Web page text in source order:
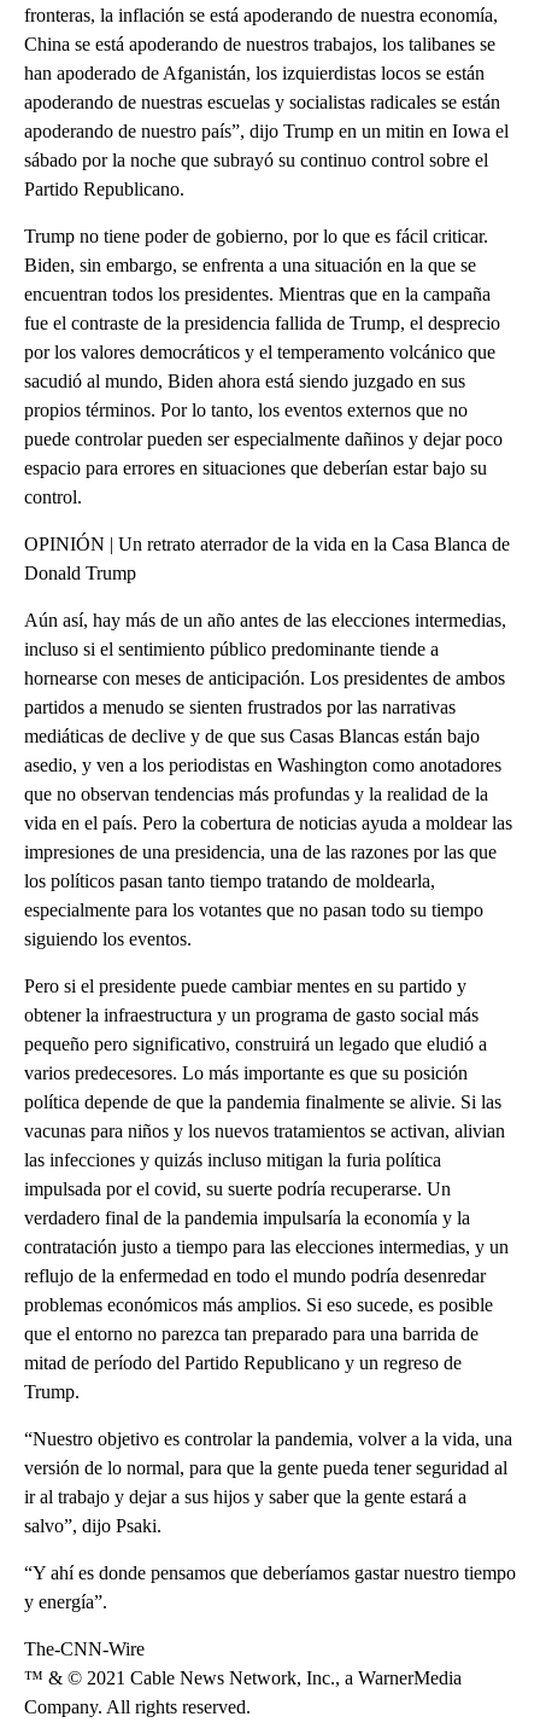
fronteras, la inflación se está apoderando de nuestra economía,
China se está apoderando de nuestros trabajos, los talibanes se
han apoderado de Afganistán, los izquierdistas locos se están
apoderando de nuestras escuelas y socialistas radicales se están
apoderando de nuestro país”, dijo Trump en un mitin en Iowa el
sábado por la noche que subrayó su continuo control sobre el
Partido Republicano.
Trump no tiene poder de gobierno, por lo que es fácil criticar.
Biden, sin embargo, se enfrenta a una situación en la que se
encuentran todos los presidentes. Mientras que en la campaña
fue el contraste de la presidencia fallida de Trump, el desprecio
por los valores democráticos y el temperamento volcánico que
sacudió al mundo, Biden ahora está siendo juzgado en sus
propios términos. Por lo tanto, los eventos externos que no
puede controlar pueden ser especialmente dañinos y dejar poco
espacio para errores en situaciones que deberían estar bajo su
control.
OPINIÓN | Un retrato aterrador de la vida en la Casa Blanca de
Donald Trump
Aún así, hay más de un año antes de las elecciones intermedias,
incluso si el sentimiento público predominante tiende a
hornearse con meses de anticipación. Los presidentes de ambos
partidos a menudo se sienten frustrados por las narrativas
mediáticas de declive y de que sus Casas Blancas están bajo
asedio, y ven a los periodistas en Washington como anotadores
que no observan tendencias más profundas y la realidad de la
vida en el país. Pero la cobertura de noticias ayuda a moldear las
impresiones de una presidencia, una de las razones por las que
los políticos pasan tanto tiempo tratando de moldearla,
especialmente para los votantes que no pasan todo su tiempo
siguiendo los eventos.
Pero si el presidente puede cambiar mentes en su partido y
obtener la infraestructura y un programa de gasto social más
pequeño pero significativo, construirá un legado que eludió a
varios predecesores. Lo más importante es que su posición
política depende de que la pandemia finalmente se alivie. Si las
vacunas para niños y los nuevos tratamientos se activan, alivian
las infecciones y quizás incluso mitigan la furia política
impulsada por el covid, su suerte podría recuperarse. Un
verdadero final de la pandemia impulsaría la economía y la
contratación justo a tiempo para las elecciones intermedias, y un
reflujo de la enfermedad en todo el mundo podría desenredar
problemas económicos más amplios. Si eso sucede, es posible
que el entorno no parezca tan preparado para una barrida de
mitad de período del Partido Republicano y un regreso de
Trump.
“Nuestro objetivo es controlar la pandemia, volver a la vida, una
versión de lo normal, para que la gente pueda tener seguridad al
ir al trabajo y dejar a sus hijos y saber que la gente estará a
salvo”, dijo Psaki.
“Y ahí es donde pensamos que deberíamos gastar nuestro tiempo
y energía”.
The-CNN-Wire
™ & © 2021 Cable News Network, Inc., a WarnerMedia
Company. All rights reserved.